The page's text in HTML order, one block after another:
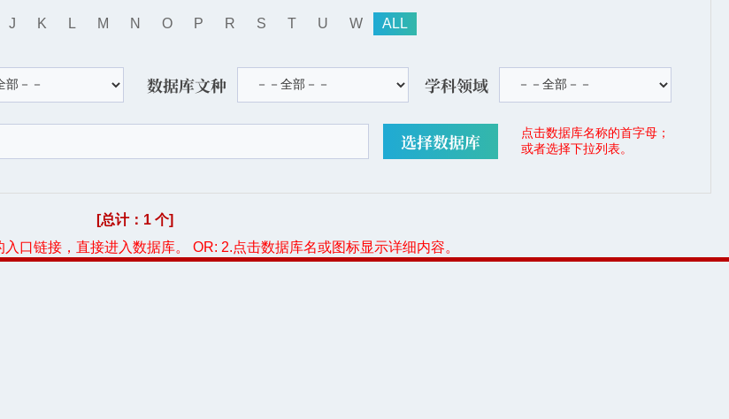
J K L M N O P R S T U W ALL
数据库文种 学科领域
点击数据库名称的首字母；
或者选择下拉列表。
[总计：1 个]
口链接，直接进入数据库。 OR: 2.点击数据库名或图标显示详细内容。